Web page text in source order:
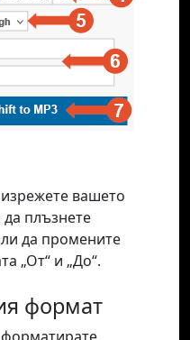
вашето
плъзнете
да промените
„От“ и „До“.
формат